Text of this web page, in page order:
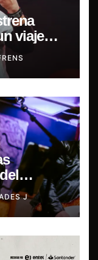
viaje
este
J